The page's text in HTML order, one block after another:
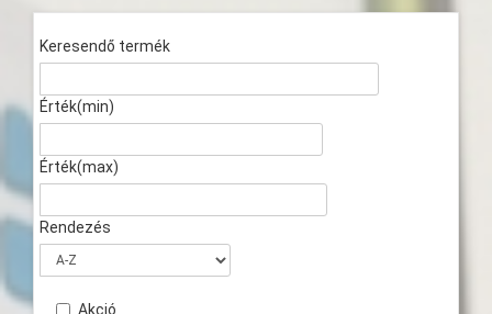
Keresendő termék
Érték(min)
Érték(max)
Rendezés
Akció